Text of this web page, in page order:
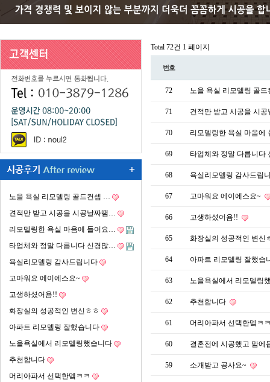
노을 욕실 리모델링 골드컨셉 …
견적만 받고 시공을 시공날짜땜…
리모델링한 욕실 마음에 들어요…
타업체와 정말 다릅니다 신경많…
욕실리모델링 감사드립니다
고마워요 에이에스요~
고생하셨어욤!!
화장실의 성공적인 변신ㅎㅎ
아파트 리모델링 잘했습니다
노을욕실에서 리모델링했습니다
추천합니다
머리아파서 선택한뎈ㅋㅋ
Total 72건 1 페이지
번호
72 노을 욕실 리모델링 골
71 견적만 받고 시공을 시
70 리모델링한 욕실 마음에
69 타업체와 정말 다릅니다
68 욕실리모델링 감사드립
67 고마워요 에이에스요~
66 고생하셨어욤!!
65 화장실의 성공적인 변신
64 아파트 리모델링 잘했습
63 노을욕실에서 리모델링
62 추천합니다
61 머리아파서 선택한뎈ㅋ
60 결혼전에 시공했고 맘에
59 소개받고 공사요~